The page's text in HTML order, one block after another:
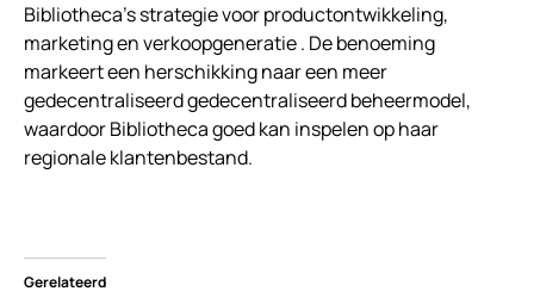
Bibliotheca’s strategie voor productontwikkeling,
marketing en verkoopgeneratie . De benoeming
markeert een herschikking naar een meer
gedecentraliseerd gedecentraliseerd beheermodel,
waardoor Bibliotheca goed kan inspelen op haar
regionale klantenbestand.
Gerelateerd